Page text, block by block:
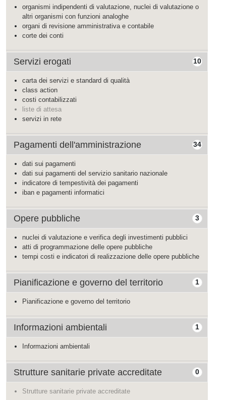
organismi indipendenti di valutazione, nuclei di valutazione o
altri organismi con funzioni analoghe
organi di revisione amministrativa e contabile
corte dei conti
10
Servizi erogati
carta dei servizi e standard di qualità
class action
costi contabilizzati
liste di attesa
servizi in rete
34
Pagamenti dell'amministrazione
dati sui pagamenti
dati sui pagamenti del servizio sanitario nazionale
indicatore di tempestività dei pagamenti
iban e pagamenti informatici
3
Opere pubbliche
nuclei di valutazione e verifica degli investimenti pubblici
atti di programmazione delle opere pubbliche
tempi costi e indicatori di realizzazione delle opere pubbliche
1
Pianificazione e governo del territorio
Pianificazione e governo del territorio
1
Informazioni ambientali
Informazioni ambientali
0
Strutture sanitarie private accreditate
Strutture sanitarie private accreditate